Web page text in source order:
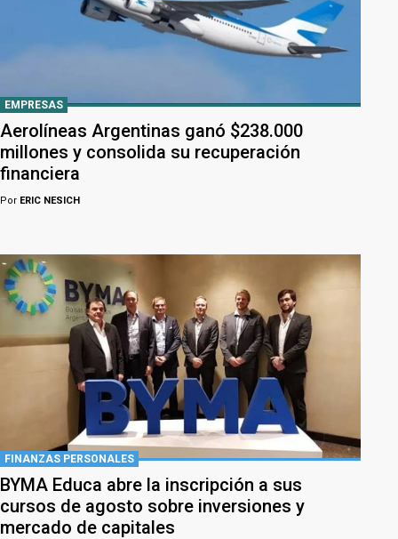
EMPRESAS
Aerolíneas Argentinas ganó $238.000
millones y consolida su recuperación
financiera
Por ERIC NESICH
FINANZAS PERSONALES
BYMA Educa abre la inscripción a sus
cursos de agosto sobre inversiones y
mercado de capitales